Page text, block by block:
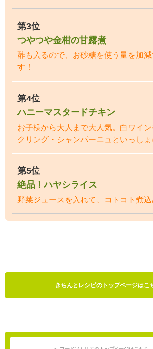
第3位
つやつや金柑の甘露煮
酢も入るので、お砂糖を使う量を加減
す！
第4位
ハニーマスタードチキン
お子様から大人まで大人気。白ワイ
クリング・シャンパーニュといっしょ
第5位
絶品！ハヤシライス
野菜ジュースを入れて、コトコト煮込
きちんとレシピのトップページはこ